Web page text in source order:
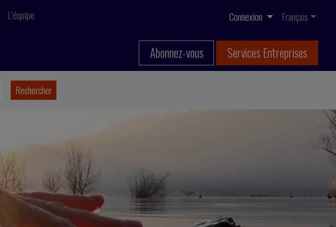
L’équipe Connexion Français
Abonnez-vous Services Entreprises